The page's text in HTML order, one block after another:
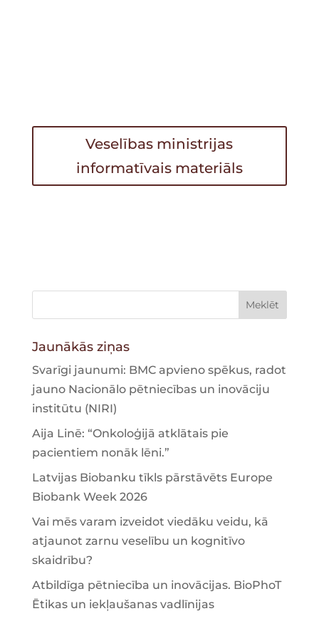
Veselības ministrijas
informatīvais materiāls
Jaunākās ziņas
Svarīgi jaunumi: BMC apvieno spēkus, radot
jauno Nacionālo pētniecības un inovāciju
institūtu (NIRI)
Aija Linē: “Onkoloģijā atklātais pie
pacientiem nonāk lēni.”
Latvijas Biobanku tīkls pārstāvēts Europe
Biobank Week 2026
Vai mēs varam izveidot viedāku veidu, kā
atjaunot zarnu veselību un kognitīvo
skaidrību?
Atbildīga pētniecība un inovācijas. BioPhoT
Ētikas un iekļaušanas vadlīnijas